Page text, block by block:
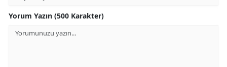
Yorum Yazın (500 Karakter)